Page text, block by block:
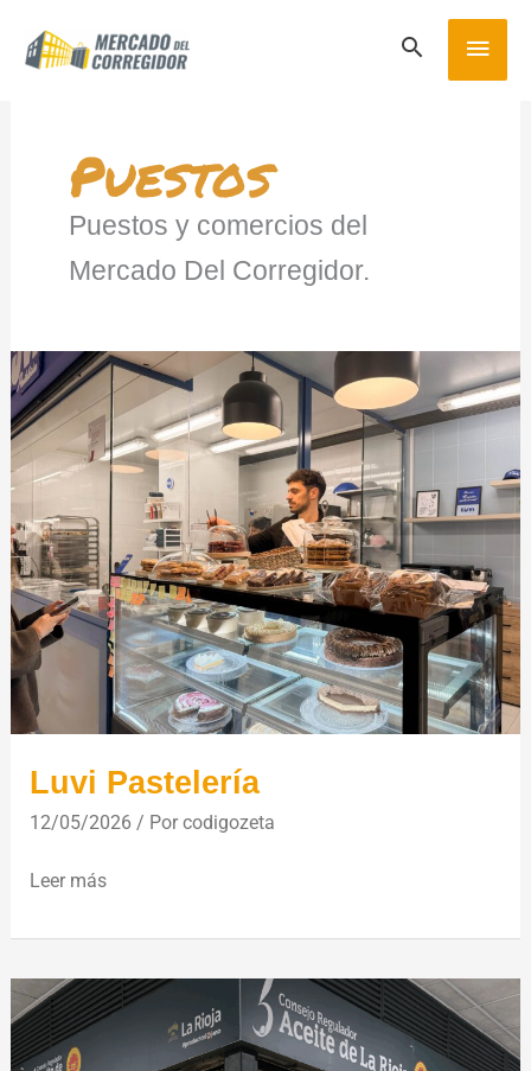
Puestos
Puestos y comercios del
Mercado Del Corregidor.
Luvi Pastelería
12/05/2026 / Porcodigozeta
Luvi
Pastelería
Leer más
D.O.P
Aceite
de